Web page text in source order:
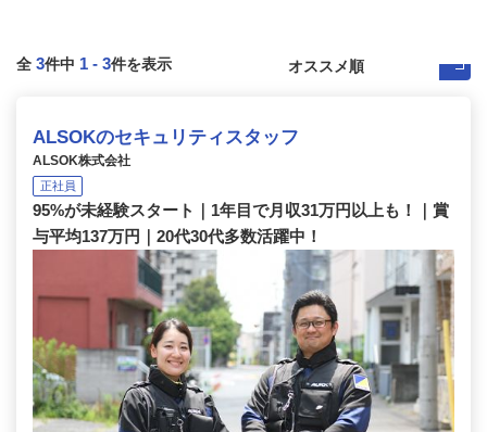
全 3件中 1 - 3件を表示
ALSOKのセキュリティスタッフ
ALSOK株式会社
正社員
95%が未経験スタート｜1年目で月収31万円以上も！｜賞
与平均137万円｜20代30代多数活躍中！